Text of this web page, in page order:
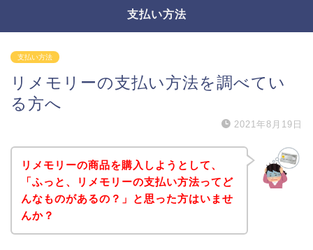
支払い方法
支払い方法
リメモリーの支払い方法を調べてい
る方へ
2021年8月19日
リメモリーの商品を購入しようとして、
「ふっと、リメモリーの支払い方法ってど
んなものがあるの？」と思った方はいませ
んか？